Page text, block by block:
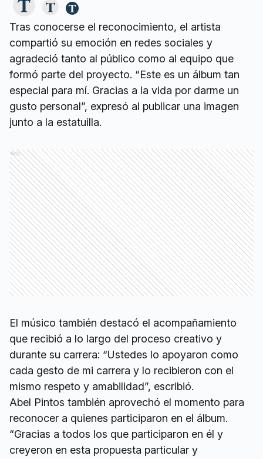
Tras conocerse el reconocimiento, el artista
compartió su emoción en redes sociales y
agradeció tanto al público como al equipo que
formó parte del proyecto. “Este es un álbum tan
especial para mí. Gracias a la vida por darme un
gusto personal”, expresó al publicar una imagen
junto a la estatuilla.
Ads
El músico también destacó el acompañamiento
que recibió a lo largo del proceso creativo y
durante su carrera: “Ustedes lo apoyaron como
cada gesto de mi carrera y lo recibieron con el
mismo respeto y amabilidad”, escribió.
Abel Pintos también aprovechó el momento para
reconocer a quienes participaron en el álbum.
“Gracias a todos los que participaron en él y
creyeron en esta propuesta particular y